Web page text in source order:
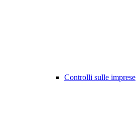
Controlli sulle imprese